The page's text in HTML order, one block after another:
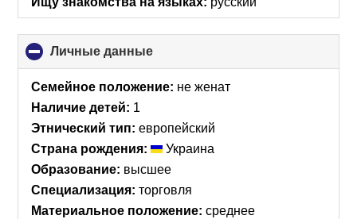
Личные данные
to
collapse
Семейное положение: не женат
Наличие детей: 1
Этнический тип: европейский
Страна рождения:
Украина
Образование: высшее
Специализация: торговля
Материальное положение: среднее